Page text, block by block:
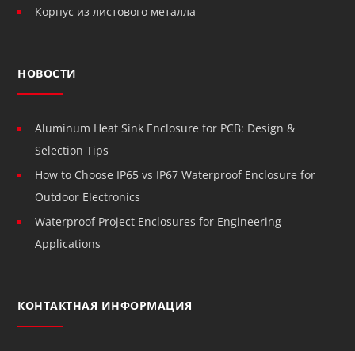
Корпус из листового металла
НОВОСТИ
Aluminum Heat Sink Enclosure for PCB: Design &
Selection Tips
How to Choose IP65 vs IP67 Waterproof Enclosure for
Outdoor Electronics
Waterproof Project Enclosures for Engineering
Applications
КОНТАКТНАЯ ИНФОРМАЦИЯ